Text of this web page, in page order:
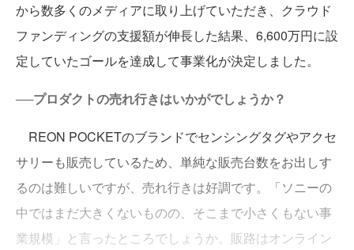
から数多くのメディアに取り上げていただき、クラウド
ファンディングの支援額が伸長した結果、6,600万円に設
定していたゴールを達成して事業化が決定しました。
──プロダクトの売れ行きはいかがでしょうか？
REON POCKETのブランドでセンシングタグやアクセ
サリーも販売しているため、単純な販売台数をお出しす
るのは難しいですが、売れ行きは好調です。「ソニーの
中ではまだ大きくないものの、そこまで小さくもない事
業規模」と言ったところでしょうか。販路はオンライン